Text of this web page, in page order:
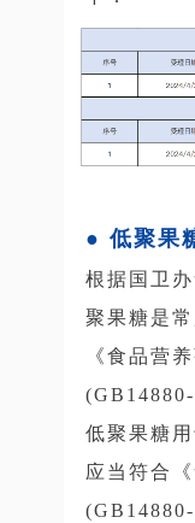
● 低聚果
根据国卫
聚果糖是
《食品营
低聚果糖
应当符合